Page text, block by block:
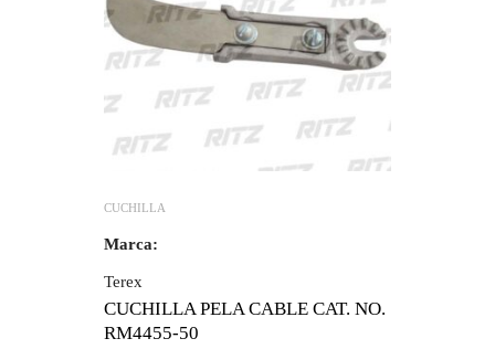
CUCHILLA
Marca:
Terex
CUCHILLA PELA CABLE CAT. NO.
RM4455-50